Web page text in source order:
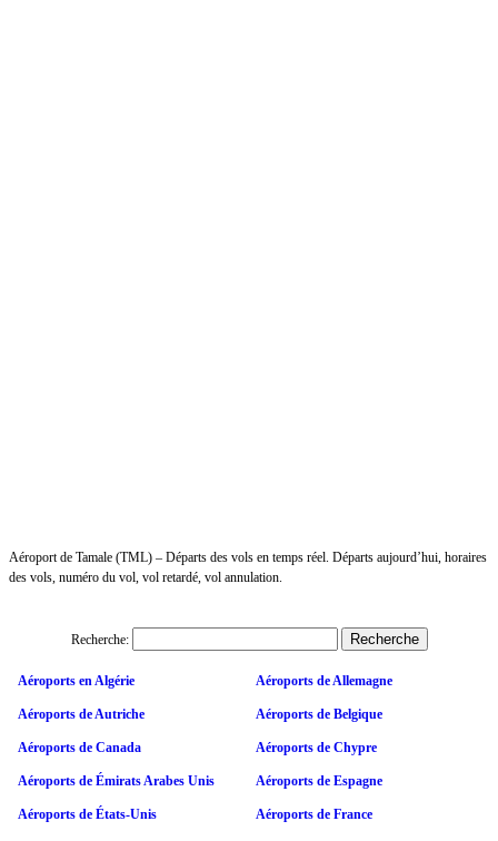
Aéroport de Tamale (TML) – Départs des vols en temps réel. Départs aujourd’hui, horaires
des vols, numéro du vol, vol retardé, vol annulation.
Recherche:
Aéroports en Algérie Aéroports de Allemagne
Aéroports de Autriche Aéroports de Belgique
Aéroports de Canada Aéroports de Chypre
Aéroports de Émirats Arabes Unis Aéroports de Espagne
Aéroports de États-Unis Aéroports de France